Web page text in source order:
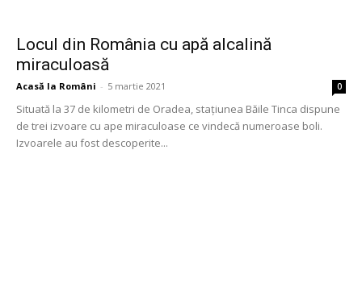
Locul din România cu apă alcalină
miraculoasă
Acasă la Români - 5 martie 2021 0
Situată la 37 de kilometri de Oradea, stațiunea Băile Tinca dispune
de trei izvoare cu ape miraculoase ce vindecă numeroase boli.
Izvoarele au fost descoperite...